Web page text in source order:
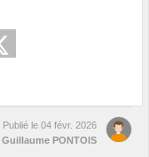
Publié le 04 févr. 2026
Guillaume PONTOIS